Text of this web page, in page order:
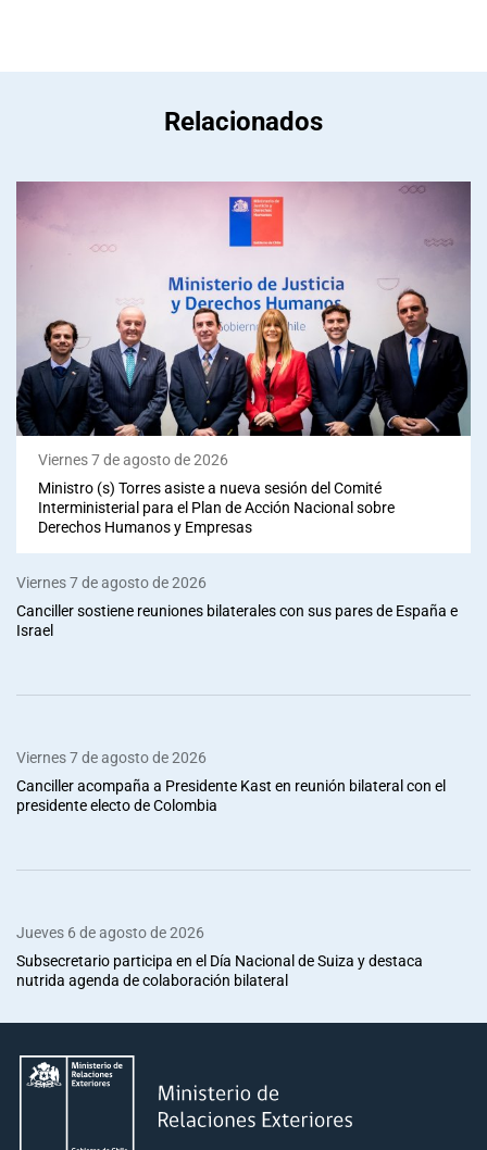
Relacionados
Viernes 7 de agosto de 2026
Ministro (s) Torres asiste a nueva sesión del Comité
Interministerial para el Plan de Acción Nacional sobre
Derechos Humanos y Empresas
Viernes 7 de agosto de 2026
Canciller sostiene reuniones bilaterales con sus pares de España e
Israel
Viernes 7 de agosto de 2026
Canciller acompaña a Presidente Kast en reunión bilateral con el
presidente electo de Colombia
Jueves 6 de agosto de 2026
Subsecretario participa en el Día Nacional de Suiza y destaca
nutrida agenda de colaboración bilateral